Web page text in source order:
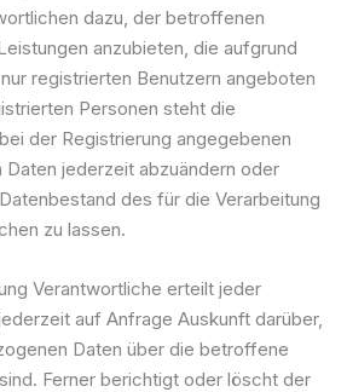
dazu, der betroffenen
anzubieten, die aufgrund
registrierten Benutzern angeboten
Personen steht die
der Registrierung angegebenen
jederzeit abzuändern oder
des für die Verarbeitung
zu lassen.
Verantwortliche erteilt jeder
auf Anfrage Auskunft darüber,
Daten über die betroffene
Ferner berichtigt oder löscht der